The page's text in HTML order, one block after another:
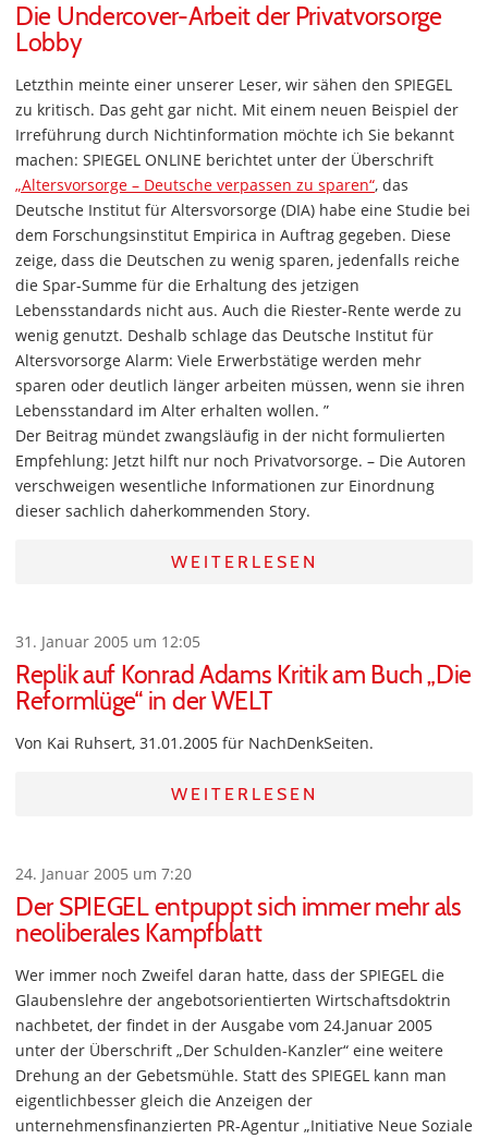
Die Undercover-Arbeit der Privatvorsorge
Lobby
Letzthin meinte einer unserer Leser, wir sähen den SPIEGEL
zu kritisch. Das geht gar nicht. Mit einem neuen Beispiel der
Irreführung durch Nichtinformation möchte ich Sie bekannt
machen: SPIEGEL ONLINE berichtet unter der Überschrift
„Altersvorsorge – Deutsche verpassen zu sparen“, das
Deutsche Institut für Altersvorsorge (DIA) habe eine Studie bei
dem Forschungsinstitut Empirica in Auftrag gegeben. Diese
zeige, dass die Deutschen zu wenig sparen, jedenfalls reiche
die Spar-Summe für die Erhaltung des jetzigen
Lebensstandards nicht aus. Auch die Riester-Rente werde zu
wenig genutzt. Deshalb schlage das Deutsche Institut für
Altersvorsorge Alarm: Viele Erwerbstätige werden mehr
sparen oder deutlich länger arbeiten müssen, wenn sie ihren
Lebensstandard im Alter erhalten wollen. ”
Der Beitrag mündet zwangsläufig in der nicht formulierten
Empfehlung: Jetzt hilft nur noch Privatvorsorge. – Die Autoren
verschweigen wesentliche Informationen zur Einordnung
dieser sachlich daherkommenden Story.
WEITERLESEN
31. Januar 2005 um 12:05
Replik auf Konrad Adams Kritik am Buch „Die
Reformlüge“ in der WELT
Von Kai Ruhsert, 31.01.2005 für NachDenkSeiten.
WEITERLESEN
24. Januar 2005 um 7:20
Der SPIEGEL entpuppt sich immer mehr als
neoliberales Kampfblatt
Wer immer noch Zweifel daran hatte, dass der SPIEGEL die
Glaubenslehre der angebotsorientierten Wirtschaftsdoktrin
nachbetet, der findet in der Ausgabe vom 24.Januar 2005
unter der Überschrift „Der Schulden-Kanzler“ eine weitere
Drehung an der Gebetsmühle. Statt des SPIEGEL kann man
eigentlichbesser gleich die Anzeigen der
unternehmensfinanzierten PR-Agentur „Initiative Neue Soziale